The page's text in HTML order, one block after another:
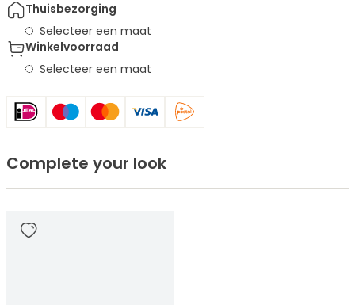
Thuisbezorging
Selecteer een maat
Winkelvoorraad
Selecteer een maat
Complete your look